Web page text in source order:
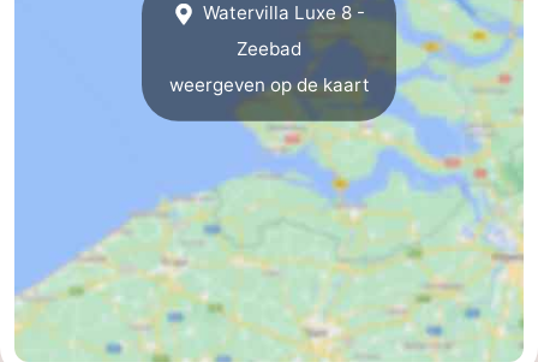
Watervilla Luxe 8 -
Zeebad
weergeven op de kaart